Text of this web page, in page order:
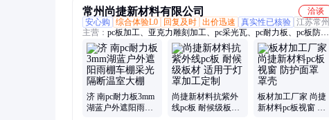
常州尚捷新材料有限公司
洽谈
安心购
综合体验L0 回复及时 出价迅速 真实性已核验 江苏常州
主营： pc板加工、亚克力雕刻加工、pc采光瓦、pc耐力板、pc板防静
电加工、阳光板、pc锁扣板、磨砂板、导光板、pc板硬化加工、亚克
力防静电加工、亚克力制品加工
济 南pc耐力板3mm
湖蓝户外遮阳雨棚
尚捷新材料抗紫外
线pc板 耐候级板材
板材加工厂家 尚捷
新材料pc板视窗 防